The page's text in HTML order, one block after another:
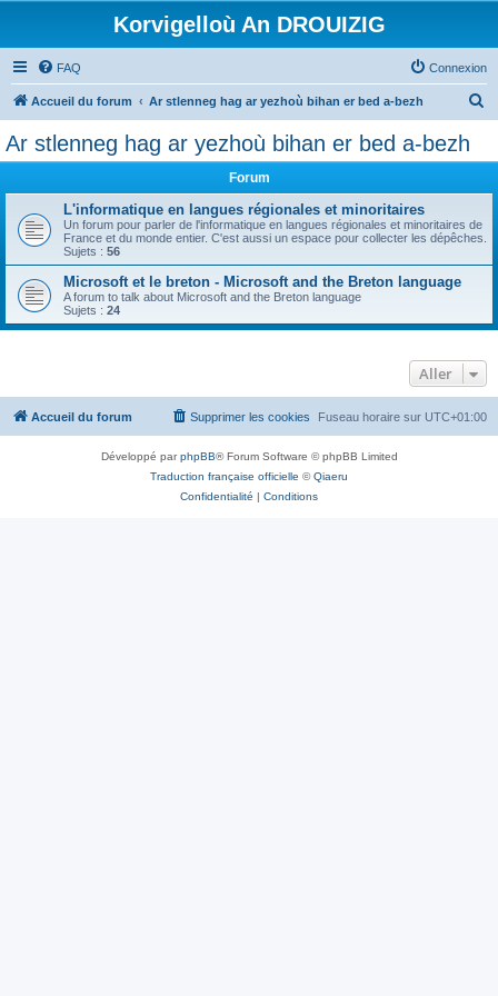
Korvigelloù An DROUIZIG
FAQ Connexion
Accueil du forum Ar stlenneg hag ar yezhoù bihan er bed a-bezh
Ar stlenneg hag ar yezhoù bihan er bed a-bezh
Forum
L'informatique en langues régionales et minoritaires
Un forum pour parler de l'informatique en langues régionales et minoritaires de
France et du monde entier. C'est aussi un espace pour collecter les dépêches.
Sujets : 56
Microsoft et le breton - Microsoft and the Breton language
A forum to talk about Microsoft and the Breton language
Sujets : 24
Aller
Accueil du forum Fuseau horaire sur UTC+01:00
Supprimer les cookies
Développé parphpBB® Forum Software © phpBB Limited
Traduction française officielle ©Qiaeru
Confidentialité | Conditions